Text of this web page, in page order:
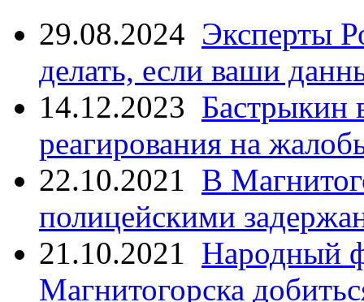
29.08.2024 Эксперты
делать, если ваши
14.12.2023 Бастрыкин
реагирования на
22.10.2021 В
полицейскими
21.10.2021 Народный
Магнитогорска